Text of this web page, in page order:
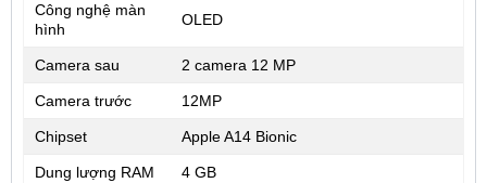
Công nghệ màn
hình
OLED
Camera sau 2 camera 12 MP
Camera trước 12MP
Chipset Apple A14 Bionic
Dung lượng RAM 4 GB